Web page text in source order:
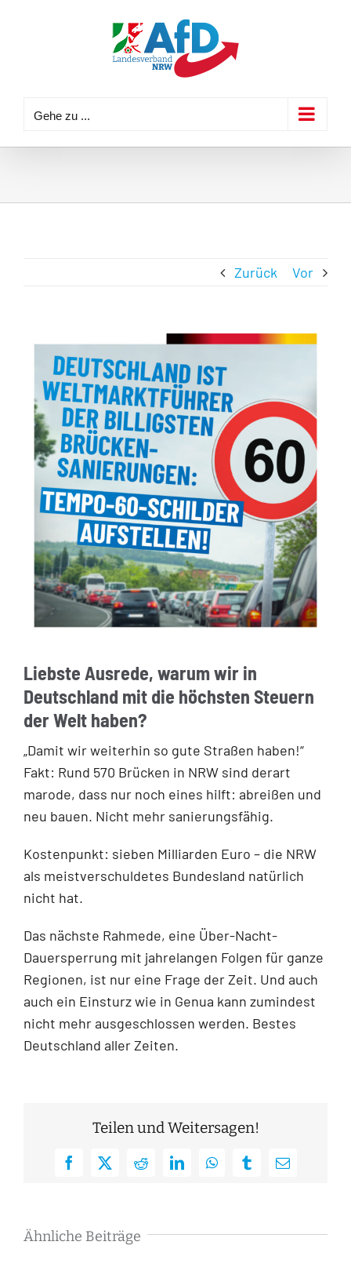
Gehe zu ...
Zurück Vor
Liebste Ausrede, warum wir in
Deutschland mit die höchsten Steuern
der Welt haben?
„Damit wir weiterhin so gute Straßen haben!“
Fakt: Rund 570 Brücken in NRW sind derart
marode, dass nur noch eines hilft: abreißen und
neu bauen. Nicht mehr sanierungsfähig.
Kostenpunkt: sieben Milliarden Euro – die NRW
als meistverschuldetes Bundesland natürlich
nicht hat.
Das nächste Rahmede, eine Über-Nacht-
Dauersperrung mit jahrelangen Folgen für ganze
Regionen, ist nur eine Frage der Zeit. Und auch
auch ein Einsturz wie in Genua kann zumindest
nicht mehr ausgeschlossen werden. Bestes
Deutschland aller Zeiten.
Teilen und Weitersagen!
Facebook
X RedditLinkedInWhatsAppTumblrE-
Ähnliche Beiträge